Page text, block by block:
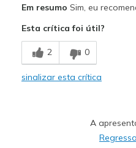
Comfortable
Stylish
Em resumo Sim, eu
Esta crítica foi útil?
2 0
sinalizar esta crítica
A